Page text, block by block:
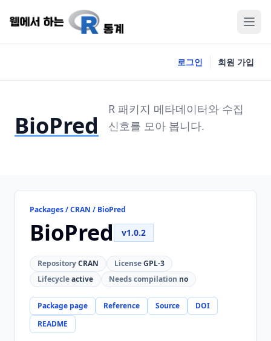
로그인 회원 가입
BioPred
R 패키지 메타데이터와 수집
신호를 모아 봅니다.
Packages / CRAN / BioPred
BioPred v1.0.2
RepositoryCRAN LicenseGPL-3
Lifecycleactive Needs compilation no
Package page Reference Source
DOI
README